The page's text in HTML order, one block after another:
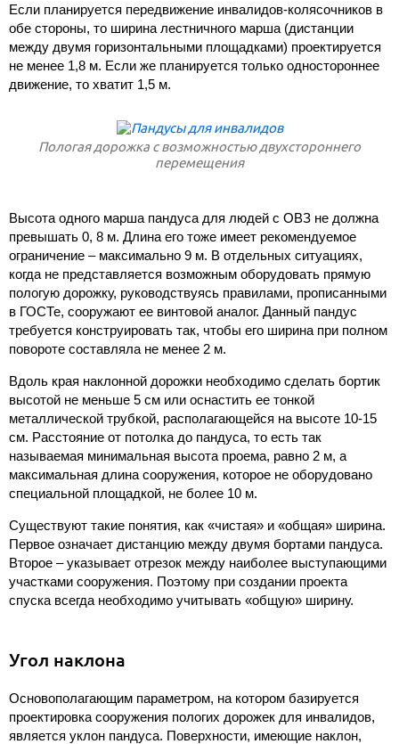
Если планируется передвижение инвалидов-колясочников в
обе стороны, то ширина лестничного марша (дистанции
между двумя горизонтальными площадками) проектируется
не менее 1,8 м. Если же планируется только одностороннее
движение, то хватит 1,5 м.
Пологая дорожка с возможностью двухстороннего
перемещения
Высота одного марша пандуса для людей с ОВЗ не должна
превышать 0, 8 м. Длина его тоже имеет рекомендуемое
ограничение – максимально 9 м. В отдельных ситуациях,
когда не представляется возможным оборудовать прямую
пологую дорожку, руководствуясь правилами, прописанными
в ГОСТе, сооружают ее винтовой аналог. Данный пандус
требуется конструировать так, чтобы его ширина при полном
повороте составляла не менее 2 м.
Вдоль края наклонной дорожки необходимо сделать бортик
высотой не меньше 5 см или оснастить ее тонкой
металлической трубкой, располагающейся на высоте 10-15
см. Расстояние от потолка до пандуса, то есть так
называемая минимальная высота проема, равно 2 м, а
максимальная длина сооружения, которое не оборудовано
специальной площадкой, не более 10 м.
Существуют такие понятия, как «чистая» и «общая» ширина.
Первое означает дистанцию между двумя бортами пандуса.
Второе – указывает отрезок между наиболее выступающими
участками сооружения. Поэтому при создании проекта
спуска всегда необходимо учитывать «общую» ширину.
Угол наклона
Основополагающим параметром, на котором базируется
проектировка сооружения пологих дорожек для инвалидов,
является уклон пандуса. Поверхности, имеющие наклон,